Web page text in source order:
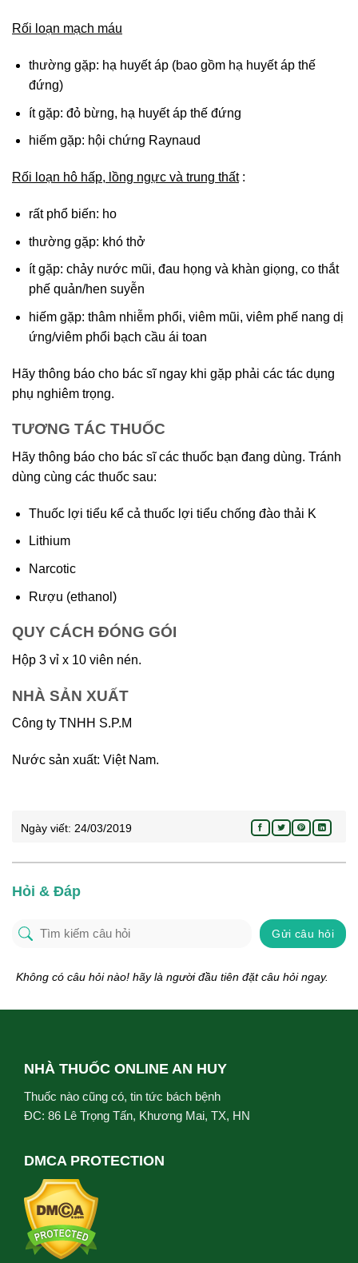
Rối loạn mạch máu
thường gặp: hạ huyết áp (bao gồm hạ huyết áp thế
đứng)
ít gặp: đỏ bừng, hạ huyết áp thế đứng
hiếm gặp: hội chứng Raynaud
Rối loạn hô hấp, lồng ngực và trung thất:
rất phổ biến: ho
thường gặp: khó thở
ít gặp: chảy nước mũi, đau họng và khàn giọng, co thắt
phế quản/hen suyễn
hiếm gặp: thâm nhiễm phổi, viêm mũi, viêm phế nang dị
ứng/viêm phổi bạch cầu ái toan
Hãy thông báo cho bác sĩ ngay khi gặp phải các tác dụng
phụ nghiêm trọng.
TƯƠNG TÁC THUỐC
Hãy thông báo cho bác sĩ các thuốc bạn đang dùng. Tránh
dùng cùng các thuốc sau:
Thuốc lợi tiểu kể cả thuốc lợi tiểu chống đào thải K
Lithium
Narcotic
Rượu (ethanol)
QUY CÁCH ĐÓNG GÓI
Hộp 3 vỉ x 10 viên nén.
NHÀ SẢN XUẤT
Công ty TNHH S.P.M
Nước sản xuất: Việt Nam.
Ngày viết: 24/03/2019
Hỏi & Đáp
Gửi câu hỏi
Không có câu hỏi nào! hãy là người đầu tiên đặt câu hỏi ngay.
NHÀ THUỐC ONLINE AN HUY
Thuốc nào cũng có, tin tức bách bệnh
ĐC: 86 Lê Trọng Tấn, Khương Mai, TX, HN
DMCA PROTECTION